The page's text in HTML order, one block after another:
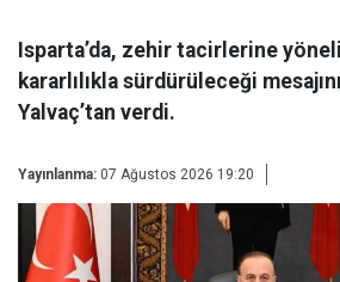
Isparta’da, zehir tacirlerine
kararlılıkla sürdürüleceği
Yalvaç’tan verdi.
Yayınlanma: 07 Ağustos 2026 19:20